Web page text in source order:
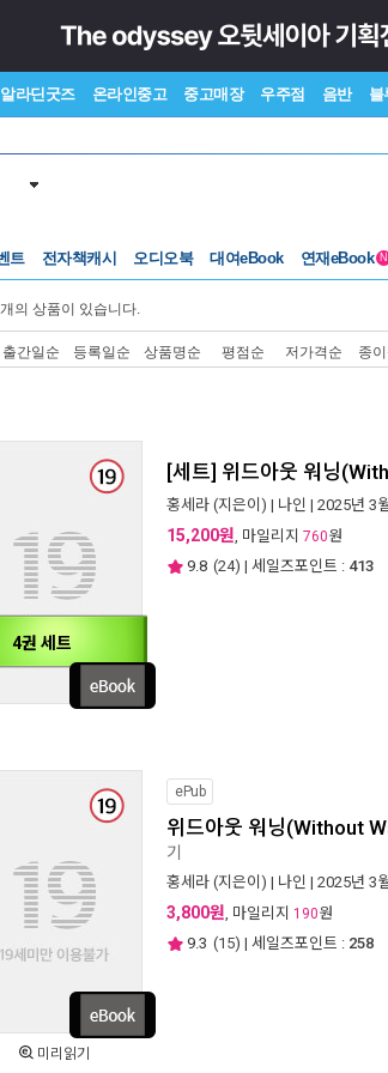
알라딘굿즈 온라인중고 중고매장 우주점 음반 블
트 전자책캐시 오디오북 대여eBook 연재eBook N
개의 상품이 있습니다.
출간일순 등록일순 상품명순 평점순 저가격순 종
4권 세트
[세트] 위드아웃 워닝
홍세라 (지은이) | 나인 | 2025년 3
15,200원, 마일리지 760원
9.8 (24) | 세일즈포인트 : 413
미리읽기
ePub
위드아웃 워닝(Without
기
홍세라 (지은이) | 나인 | 2025년 3
3,800원, 마일리지 190원
9.3 (15) | 세일즈포인트 : 258